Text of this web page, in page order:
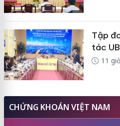
Tập
tác
11
CHỨNG KHOÁN VIỆT NAM